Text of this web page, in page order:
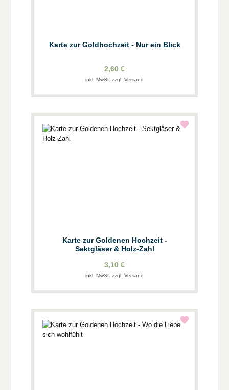
Karte zur Goldhochzeit - Nur ein Blick
2,60 €
inkl. MwSt. zzgl. Versand
Karte zur Goldenen Hochzeit -
Sektgläser & Holz-Zahl
3,10 €
inkl. MwSt. zzgl. Versand